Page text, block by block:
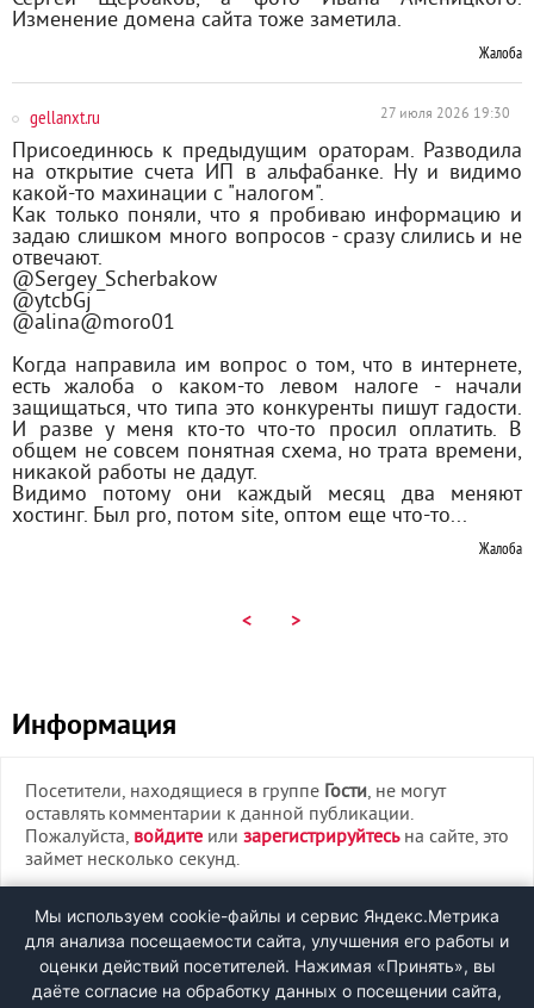
Изменение домена сайта тоже заметила.
Жалоба
gellanxt.ru 27 июля 2026 19:30
Присоединюсь к предыдущим ораторам. Разводила
на открытие счета ИП в альфабанке. Ну и видимо
какой-то махинации с "налогом".
Как только поняли, что я пробиваю информацию и
задаю слишком много вопросов - сразу слились и не
отвечают.
@Sergey_Scherbakow
@ytcbGj
@alina@moro01
Когда направила им вопрос о том, что в интернете,
есть жалоба о каком-то левом налоге - начали
защищаться, что типа это конкуренты пишут гадости.
И разве у меня кто-то что-то просил оплатить. В
общем не совсем понятная схема, но трата времени,
никакой работы не дадут.
Видимо потому они каждый месяц два меняют
хостинг. Был pro, потом site, оптом еще что-то...
Жалоба
< >
Информация
Посетители, находящиеся в группе Гости, не могут
оставлять комментарии к данной публикации.
Пожалуйста, войдите или зарегистрируйтесьна сайте, это
займет несколько секунд.
ВХОД
РЕГИСТРАЦИЯ
Мы используем cookie-файлы и сервис Яндекс.Метрика
для анализа посещаемости сайта, улучшения его работы и
оценки действий посетителей. Нажимая «Принять», вы
даёте согласие на обработку данных о посещении сайта,